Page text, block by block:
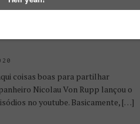
coisas boas para partilhar
Nicolau Von Rupp lançou o
no youtube. Basicamente, […]